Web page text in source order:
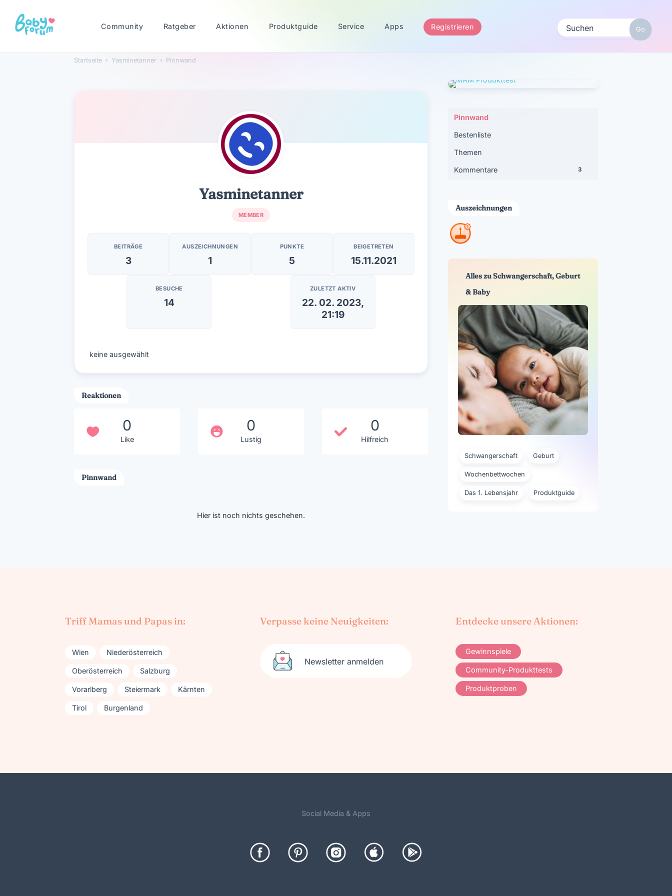
Community Ratgeber Aktionen Produktguide Service Apps Registrieren
Startseite › Yasminetanner › Pinnwand
Yasminetanner
MEMBER
BEITRÄGE
3
AUSZEICHNUNGEN
1
PUNKTE
5
BEIGETRETEN
15.11.2021
BESUCHE
14
ZULETZT AKTIV
22. 02. 2023,
21:19
keine ausgewählt
Reaktionen
0
Like
0
Lustig
0
Hilfreich
Pinnwand
Hier ist noch nichts geschehen.
Pinnwand
Bestenliste
Themen
Kommentare 3
Auszeichnungen
Alles zu Schwangerschaft, Geburt
& Baby
Schwangerschaft Geburt
Wochenbettwochen
Das 1. Lebensjahr Produktguide
Triff Mamas und Papas in:
Wien Niederösterreich
Oberösterreich Salzburg
Vorarlberg Steiermark Kärnten
Tirol Burgenland
Verpasse keine Neuigkeiten:
Newsletter anmelden
Entdecke unsere Aktionen:
Gewinnspiele
Community-Produkttests
Produktproben
Social Media & Apps